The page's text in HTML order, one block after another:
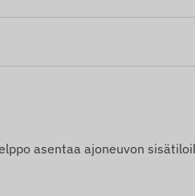
asentaa ajoneuvon